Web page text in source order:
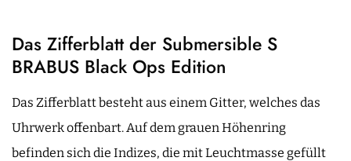
Das Zifferblatt der Submersible S
BRABUS Black Ops Edition
Das Zifferblatt besteht aus einem Gitter, welches das
Uhrwerk offenbart. Auf dem grauen Höhenring
befinden sich die Indizes, die mit Leuchtmasse gefüllt